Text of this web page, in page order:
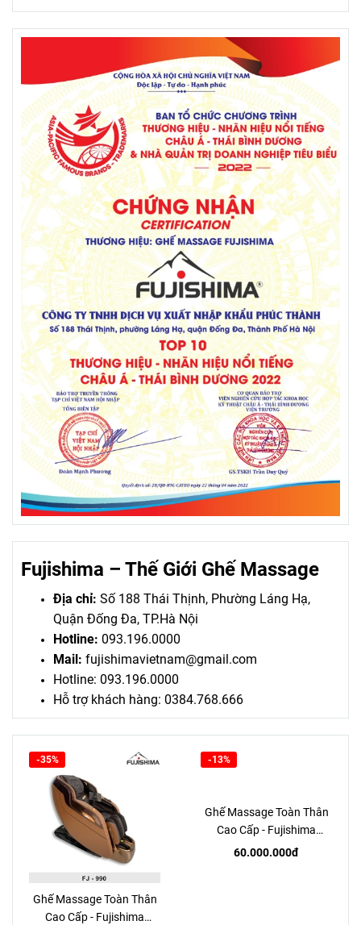
Ngoài ra, các ghế massage Fujishima cũng được
trang bị tính năng an toàn và bảo vệ người dùng.
Chúng có chế độ tự động tắt sau một khoảng thời
gian sử dụng để tránh quá tải và tiết kiệm năng
lượng. Đồng thời, vật liệu và bề mặt ghế cũng được
thiết kế để đảm bảo thoải mái và dễ vệ sinh.
Tóm lại, top 3ghế massage phân khúc giá rẻ
Fujishima(FM-2500 Pro, FJ-05, FM-1200) là những
lựa chọn đáng xem xét cho những ai muốn tận
hưởng một trải nghiệm massage tại nhà mà không
cần đầu tư quá nhiều. Với chất lượng đáng tin cậy,
tính di động và tính năng đa dạng, các ghế massage
này sẽ mang đến cho bạn sự thư giãn và làm mới cơ
nghiệm sự phục hồi và sảng khoái từ một buổi
massage tại gia.
Fujishima – Thế Giới Ghế Massage
Địa chỉ: Số 188 Thái Thịnh, Phường Láng Hạ,
Quận Đống Đa, TP.Hà Nội
Hotline: 093.196.0000
Mail: fujishimavietnam@gmail.com
Hotline: 093.196.0000
Hỗ trợ khách hàng: 0384.768.666
Ghế Massage Toàn Thân
Cao Cấp - Fujishima
-35%
Ghế Massage Toàn Thân
Cao Cấp - Fujishima
FJE105
60.000.000đ
-13%